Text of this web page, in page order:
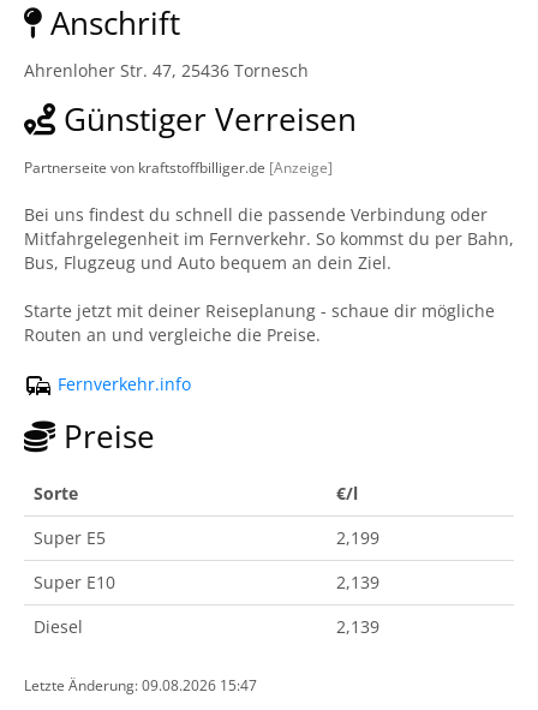
Anschrift
Ahrenloher Str. 47, 25436 Tornesch
Günstiger Verreisen
Partnerseite von kraftstoffbilliger.de [Anzeige]
Bei uns findest du schnell die passende Verbindung oder
Mitfahrgelegenheit im Fernverkehr. So kommst du per Bahn,
Bus, Flugzeug und Auto bequem an dein Ziel.
Starte jetzt mit deiner Reiseplanung - schaue dir mögliche
Routen an und vergleiche die Preise.
Fernverkehr.info
Preise
Sorte
€/l
Super E5
2,199
Super E10
2,139
Diesel
2,139
Letzte Änderung: 09.08.2026 15:47